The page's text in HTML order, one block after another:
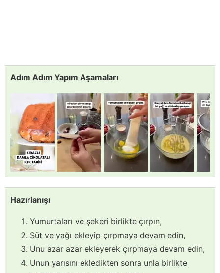
Adım Adım Yapım Aşamaları
Hazırlanışı
Yumurtaları ve şekeri birlikte çırpın,
Süt ve yağı ekleyip çırpmaya devam edin,
Unu azar azar ekleyerek çırpmaya devam edin,
Unun yarısını ekledikten sonra unla birlikte